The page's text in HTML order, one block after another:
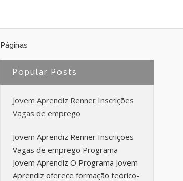
Páginas
Popular Posts
Jovem Aprendiz Renner Inscrições
Vagas de emprego
Jovem Aprendiz Renner Inscrições
Vagas de emprego Programa
Jovem Aprendiz O Programa Jovem
Aprendiz oferece formação teórico-